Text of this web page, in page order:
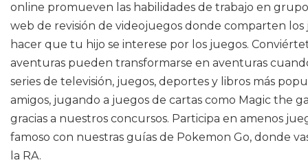
online promueven las habilidades de trabajo en
web de revisión de videojuegos donde comparten
hacer que tu hijo se interese por los juegos.
aventuras pueden transformarse en aventuras
series de televisión, juegos, deportes y libros más
amigos, jugando a juegos de cartas como Magic the
gracias a nuestros concursos. Participa en amenos
famoso con nuestras guías de Pokemon Go, donde
la RA.